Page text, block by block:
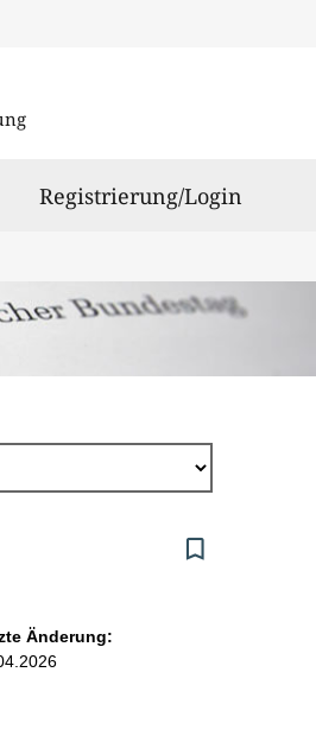
Registrierung/Login
Änderung: